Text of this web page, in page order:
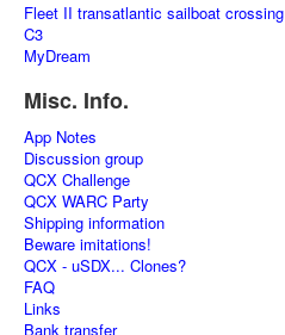
Fleet II transatlantic sailboat crossing
C3
MyDream
Misc. Info.
App Notes
Discussion group
QCX Challenge
QCX WARC Party
Shipping information
Beware imitations!
QCX - uSDX... Clones?
FAQ
Links
Bank transfer